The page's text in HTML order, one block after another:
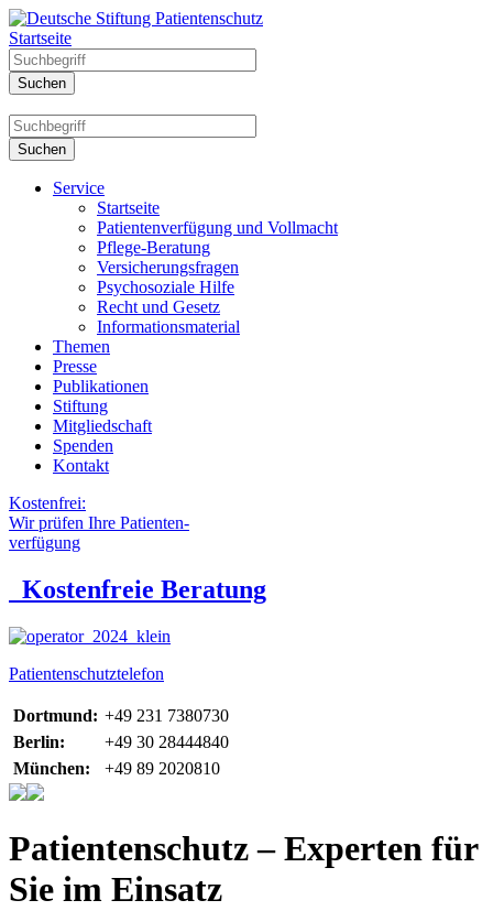
Startseite
Service
Startseite
Patientenverfügung und Vollmacht
Pflege-Beratung
Versicherungsfragen
Psychosoziale Hilfe
Recht und Gesetz
Informationsmaterial
Themen
Presse
Publikationen
Stiftung
Mitgliedschaft
Spenden
Kontakt
Kostenfrei:
Wir prüfen Ihre Patienten-
verfügung
Kostenfreie Beratung
Patientenschutztelefon
Dortmund: +49 231 7380730
Berlin:
+49 30 28444840
München:
+49 89 2020810
Patientenschutz – Experten für
Sie im Einsatz